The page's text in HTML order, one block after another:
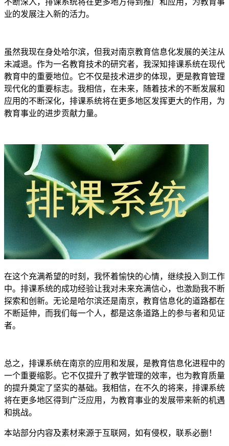
业的发展注入新的活力。
虽然我现在身处哈尔滨，但我对南京教育信息化发展的关注从
未减退。作为一名教育技术的研究者，我深知排课系统在现代
教育中的重要地位。它不仅是技术进步的体现，更是教育管理
现代化的重要标志。我相信，在未来，随着技术的不断发展和
应用的不断深化，排课系统将在更多地区发挥更大的作用，为
教育事业的进步贡献力量。
在这个充满希望的时刻，我怀着愉快的心情，继续投入到工作
中。排课系统的成功经验让我对未来充满信心，也激励我不断
探索和创新。无论是哈尔滨还是南京，教育信息化的道路都在
不断延伸，而我们每一个人，都是这条道路上的参与者和见证
者。
总之，排课系统在南京的应用和发展，是教育信息化进程中的
一个重要缩影。它不仅提升了教学管理的效率，也为教育质量
的提升奠定了坚实的基础。我相信，在不久的将来，排课系统
将在更多地区得到广泛应用，为教育事业的发展带来新的机遇
和挑战。
本站部分内容及素材来源于互联网，如有侵权，联系必删！